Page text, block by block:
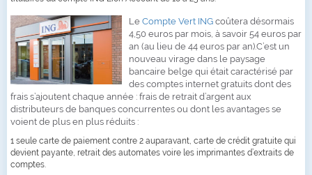
Le Compte Vert ING coûtera désormais
4,50 euros par mois, à savoir 54 euros par
an (au lieu de 44 euros par an).C’est un
nouveau virage dans le paysage
bancaire belge qui était caractérisé par
des comptes internet gratuits dont des
frais s’ajoutent chaque année : frais de retrait d’argent aux
distributeurs de banques concurrentes ou dont les avantages se
voient de plus en plus réduits :
1 seule carte de paiement contre 2 auparavant, carte de crédit gratuite qui
devient payante, retrait des automates voire les imprimantes d’extraits de
comptes.